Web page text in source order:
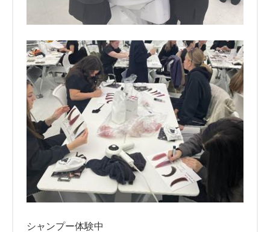
シャンプー体験中